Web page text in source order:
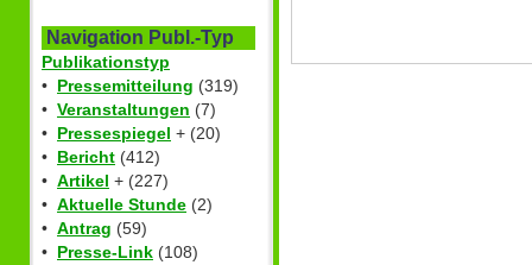
Navigation Publ.-Typ
Publikationstyp
• Pressemitteilung (319)
• Veranstaltungen (7)
• Pressespiegel + (20)
• Bericht (412)
• Artikel + (227)
• Aktuelle Stunde (2)
• Antrag (59)
• Presse-Link (108)